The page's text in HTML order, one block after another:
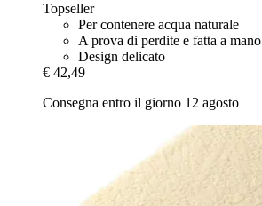
Topseller
Per contenere acqua naturale
A prova di perdite e fatta a mano
Design delicato
€ 42,49
Consegna entro il giorno 12 agosto